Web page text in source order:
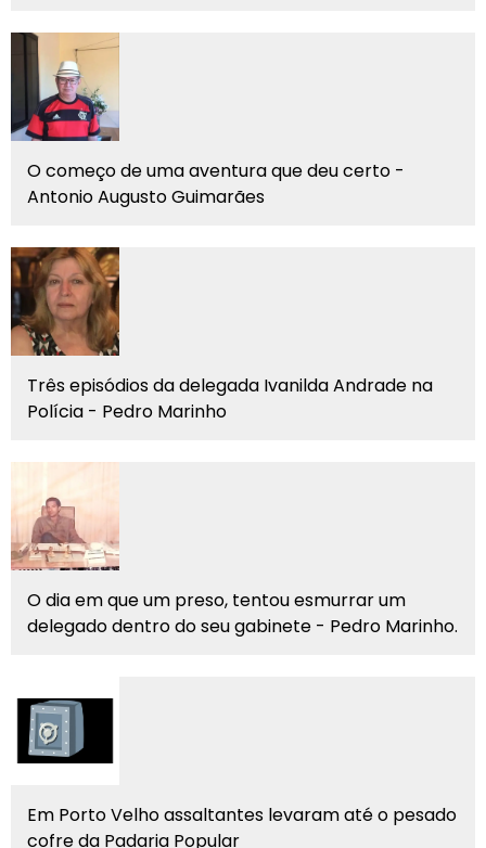
O começo de uma aventura que deu certo -
Antonio Augusto Guimarães
Três episódios da delegada Ivanilda Andrade na
Polícia - Pedro Marinho
O dia em que um preso, tentou esmurrar um
delegado dentro do seu gabinete - Pedro Marinho.
Em Porto Velho assaltantes levaram até o pesado
cofre da Padaria Popular